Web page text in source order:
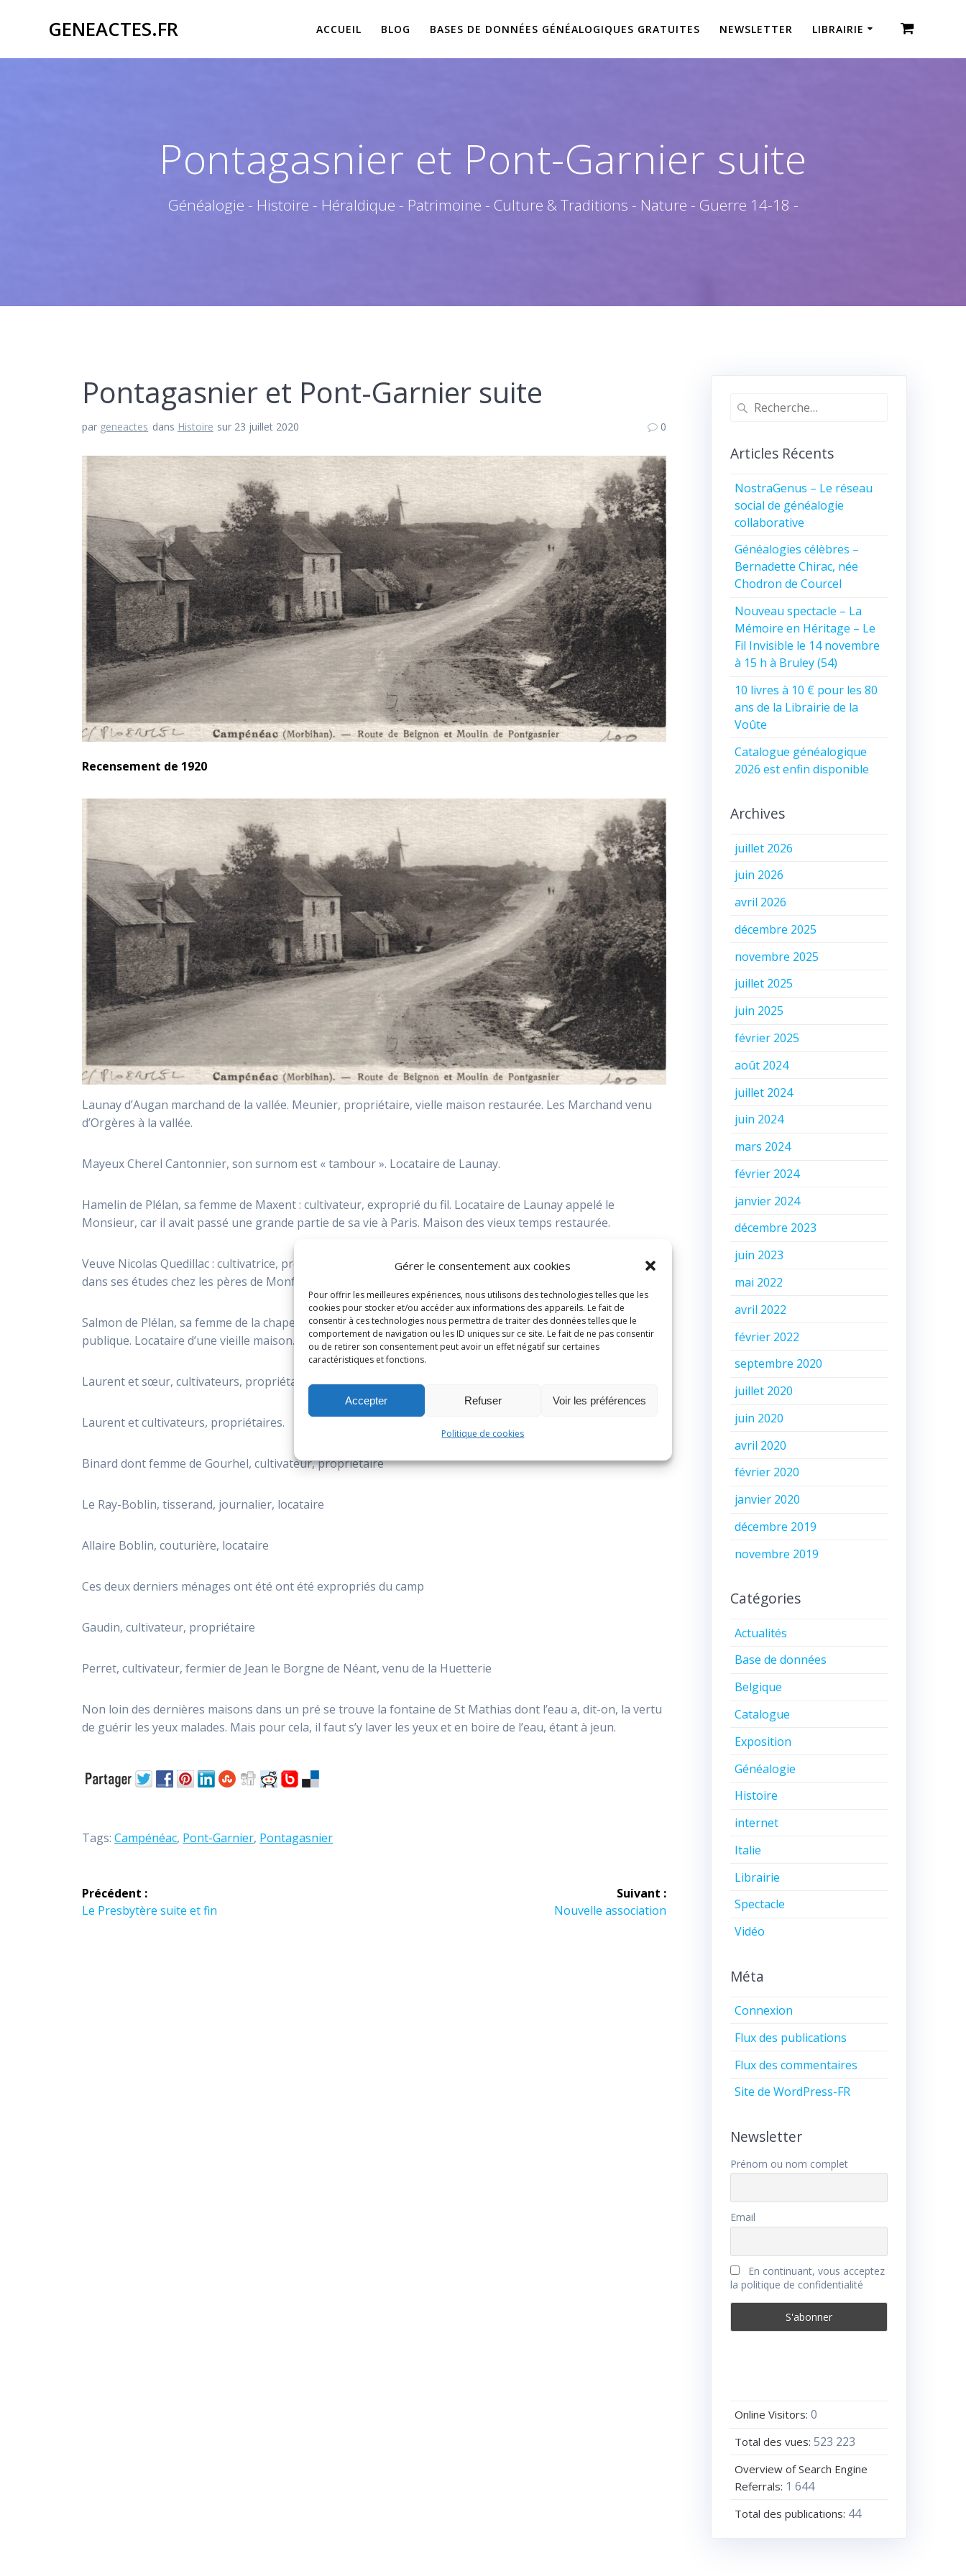
Gérer le consentement aux cookies
Pour offrir les meilleures expériences, nous utilisons des technologies telles que les
cookies pour stocker et/ou accéder aux informations des appareils. Le fait de
consentir à ces technologies nous permettra de traiter des données telles que le
comportement de navigation ou les ID uniques sur ce site. Le fait de ne pas consentir
ou de retirer son consentement peut avoir un effet négatif sur certaines
caractéristiques et fonctions.
Accepter Refuser Voir les préférences
Politique de cookies
GENEACTES.FR ACCUEIL BLOG BASES DE DONNÉES GÉNÉALOGIQUES GRATUITES NEWSLETTER LIBRAIRIE
Pontagasnier et Pont-Garnier suite
Généalogie - Histoire - Héraldique - Patrimoine - Culture & Traditions - Nature - Guerre 14-18 -
Pontagasnier et Pont-Garnier suite
par geneactes dans Histoire sur 23 juillet 2020 0
Recensement de 1920
Launay d’Augan marchand de la vallée. Meunier, propriétaire, vielle maison restaurée. Les Marchand venu
d’Orgères à la vallée.
Mayeux Cherel Cantonnier, son surnom est « tambour ». Locataire de Launay.
Hamelin de Plélan, sa femme de Maxent : cultivateur, exproprié du fil. Locataire de Launay appelé le
Monsieur, car il avait passé une grande partie de sa vie à Paris. Maison des vieux temps restaurée.
Veuve Nicolas Quedillac : cultivatrice, propriétaire. Ancienne famille de la commune. Elle avait un fils, décédé
dans ses études chez les pères de Monfort, et a une fille religieuse chez les petites sœurs des pauvres.
Salmon de Plélan, sa femme de la chapelle, journalier, ex cantonnier. Aussi ses enfants fréquentent l’école
publique. Locataire d’une vieille maison.
Laurent et sœur, cultivateurs, propriétaires
Laurent et cultivateurs, propriétaires.
Binard dont femme de Gourhel, cultivateur, propriétaire
Le Ray-Boblin, tisserand, journalier, locataire
Allaire Boblin, couturière, locataire
Ces deux derniers ménages ont été ont été expropriés du camp
Gaudin, cultivateur, propriétaire
Perret, cultivateur, fermier de Jean le Borgne de Néant, venu de la Huetterie
Non loin des dernières maisons dans un pré se trouve la fontaine de St Mathias dont l’eau a, dit-on, la vertu
de guérir les yeux malades. Mais pour cela, il faut s’y laver les yeux et en boire de l’eau, étant à jeun.
Tags:Campénéac, Pont-Garnier, Pontagasnier
Navigation
de
Précédent :
Article
Le Presbytère suite et fin
Suivant :
Article
Nouvelle association
Recherche
Articles Récents
NostraGenus – Le réseau
social de généalogie
collaborative
Généalogies célèbres –
Bernadette Chirac, née
Chodron de Courcel
Nouveau spectacle – La
Mémoire en Héritage – Le
Fil Invisible le 14 novembre
à 15 h à Bruley (54)
10 livres à 10 € pour les 80
ans de la Librairie de la
Voûte
Catalogue généalogique
2026 est enfin disponible
Archives
juillet 2026
juin 2026
avril 2026
décembre 2025
novembre 2025
juillet 2025
juin 2025
février 2025
août 2024
juillet 2024
juin 2024
mars 2024
février 2024
janvier 2024
décembre 2023
juin 2023
mai 2022
avril 2022
février 2022
septembre 2020
juillet 2020
juin 2020
avril 2020
février 2020
janvier 2020
décembre 2019
novembre 2019
Catégories
Actualités
Base de données
Belgique
Catalogue
Exposition
Généalogie
Histoire
internet
Italie
Librairie
Spectacle
Vidéo
Méta
Connexion
Flux des publications
Flux des commentaires
Site de WordPress-FR
Newsletter
Prénom ou nom complet
Email
En continuant, vous acceptez
la politique de confidentialité
Online Visitors:0
Total des vues:523 223
Overview of Search Engine
Referrals: 1 644
Total des publications: 44